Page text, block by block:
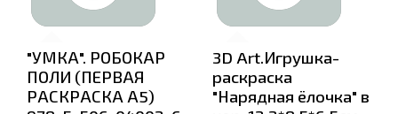
"УМКА". РОБОКАР
ПОЛИ (ПЕРВАЯ
РАСКРАСКА А5)
3D Art.Игрушка-
раскраска
"Нарядная ёлочка" в